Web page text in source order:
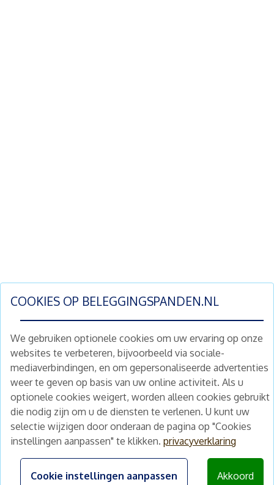
COOKIES OP BELEGGINGSPANDEN.NL
We gebruiken optionele cookies om uw ervaring op onze
websites te verbeteren, bijvoorbeeld via sociale-
mediaverbindingen, en om gepersonaliseerde advertenties
weer te geven op basis van uw online activiteit. Als u
optionele cookies weigert, worden alleen cookies gebruikt
die nodig zijn om u de diensten te verlenen. U kunt uw
selectie wijzigen door onderaan de pagina op "Cookies
instellingen aanpassen" te klikken. privacyverklaring
Cookie instellingen aanpassen Akkoord
Schrijf je nu in en ontvang wekelijks ons
nieuwe aanbod vastgoedbeleggingen.
Nieuwsbrief Abonneren
Home
Te koop
Nieuws
Schimmelstraat 5H
1053 TA Amsterdam
+31 (0) 30 225 31 12